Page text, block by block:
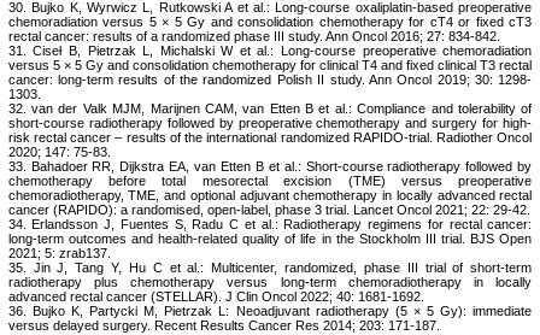
30. Bujko K, Wyrwicz L, Rutkowski A et al.: Long-course oxaliplatin-based preoperative
chemoradiation versus 5 × 5 Gy and consolidation chemotherapy for cT4 or fixed cT3
rectal cancer: results of a randomized phase III study. Ann Oncol 2016; 27: 834-842.
31. Ciseł B, Pietrzak L, Michalski W et al.: Long-course preoperative chemoradiation
versus 5 × 5 Gy and consolidation chemotherapy for clinical T4 and fixed clinical T3 rectal
cancer: long-term results of the randomized Polish II study. Ann Oncol 2019; 30: 1298-
1303.
32. van der Valk MJM, Marijnen CAM, van Etten B et al.: Compliance and tolerability of
short-course radiotherapy followed by preoperative chemotherapy and surgery for high-
risk rectal cancer – results of the international randomized RAPIDO-trial. Radiother Oncol
2020; 147: 75-83.
33. Bahadoer RR, Dijkstra EA, van Etten B et al.: Short-course radiotherapy followed by
chemotherapy before total mesorectal excision (TME) versus preoperative
chemoradiotherapy, TME, and optional adjuvant chemotherapy in locally advanced rectal
cancer (RAPIDO): a randomised, open-label, phase 3 trial. Lancet Oncol 2021; 22: 29-42.
34. Erlandsson J, Fuentes S, Radu C et al.: Radiotherapy regimens for rectal cancer:
long-term outcomes and health-related quality of life in the Stockholm III trial. BJS Open
2021; 5: zrab137.
35. Jin J, Tang Y, Hu C et al.: Multicenter, randomized, phase III trial of short-term
radiotherapy plus chemotherapy versus long-term chemoradiotherapy in locally
advanced rectal cancer (STELLAR). J Clin Oncol 2022; 40: 1681-1692.
36. Bujko K, Partycki M, Pietrzak L: Neoadjuvant radiotherapy (5 × 5 Gy): immediate
versus delayed surgery. Recent Results Cancer Res 2014; 203: 171-187.